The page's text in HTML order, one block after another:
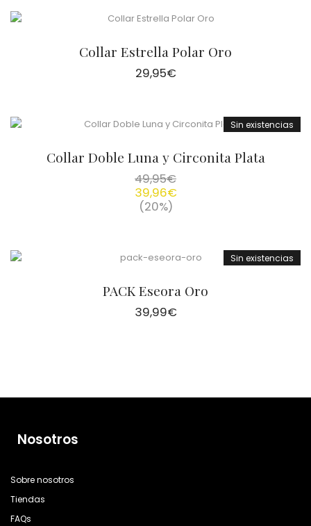
Collar Estrella Polar Oro
29,95€
Sin existencias
Collar Doble Luna y Circonita Plata
49,95€
39,96€
(20%)
Sin existencias
PACK Eseora Oro
39,99€
Nosotros
Sobre nosotros
Tiendas
FAQs